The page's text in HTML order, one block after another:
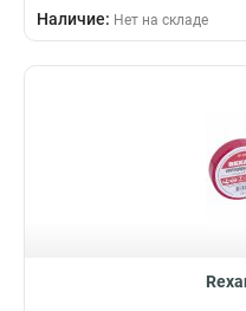
Наличие: Нет на складе